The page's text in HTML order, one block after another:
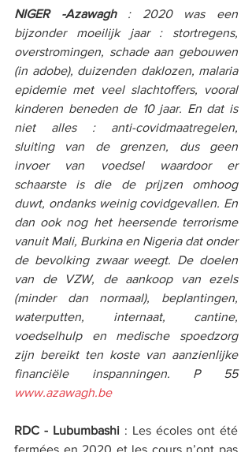
NIGER -Azawagh : 2020 was een
bijzonder moeilijk jaar : stortregens,
overstromingen, schade aan gebouwen
(in adobe), duizenden daklozen, malaria
epidemie met veel slachtoffers, vooral
kinderen beneden de 10 jaar. En dat is
niet alles : anti-covidmaatregelen,
sluiting van de grenzen, dus geen
invoer van voedsel waardoor er
schaarste is die de prijzen omhoog
duwt, ondanks weinig covidgevallen. En
dan ook nog het heersende terrorisme
vanuit Mali, Burkina en Nigeria dat onder
de bevolking zwaar weegt. De doelen
van de VZW, de aankoop van ezels
(minder dan normaal), beplantingen,
waterputten, internaat, cantine,
voedselhulp en medische spoedzorg
zijn bereikt ten koste van aanzienlijke
financiële inspanningen. P 55
www.azawagh.be
RDC - Lubumbashi : Les écoles ont été
fermées en 2020 et les cours n’ont pas